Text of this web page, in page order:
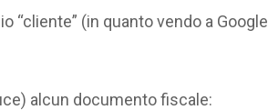
“cliente” (in quanto vendo a Google
alcun documento fiscale: